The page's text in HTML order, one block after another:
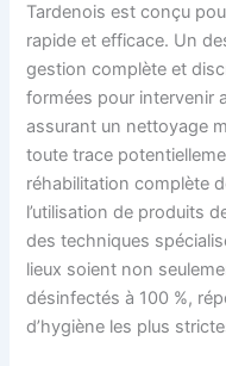
Tardenois est conçu
rapide et efficace. Un
gestion complète et
formées pour intervenir
assurant un nettoyage
toute trace
réhabilitation complète
l’utilisation de produits
des techniques
lieux soient non
désinfectés à 100 %,
d’hygiène les plus